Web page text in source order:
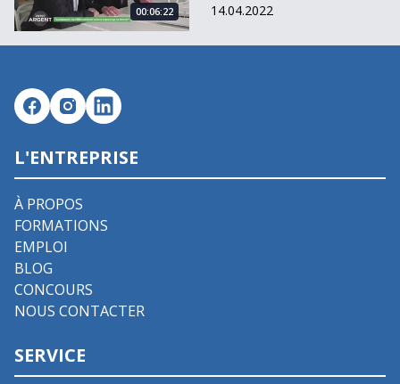
00:06:22
14.04.2022
L'ENTREPRISE
À PROPOS
FORMATIONS
EMPLOI
BLOG
CONCOURS
NOUS CONTACTER
SERVICE